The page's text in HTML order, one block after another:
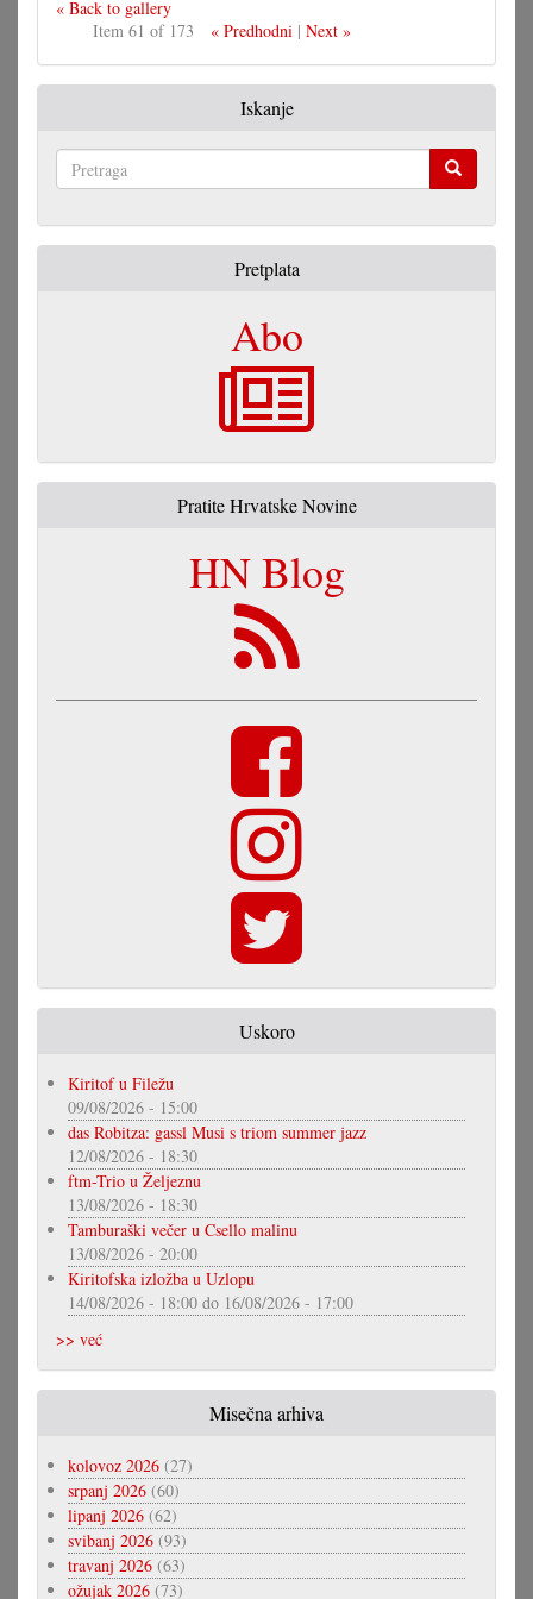
« Back to gallery
Item 61 of 173
« Predhodni| Next »
Iskanje
Pretplata
Abo
Pratite Hrvatske Novine
HN Blog
Uskoro
Kiritof u Filežu
09/08/2026 - 15:00
das Robitza: gassl Musi s triom summer jazz
12/08/2026 - 18:30
ftm-Trio u Željeznu
13/08/2026 - 18:30
Tamburaški večer u Csello malinu
13/08/2026 - 20:00
Kiritofska izložba u Uzlopu
14/08/2026 - 18:00 do 16/08/2026 - 17:00
>> već
Misečna arhiva
kolovoz 2026 (27)
srpanj 2026 (60)
lipanj 2026 (62)
svibanj 2026 (93)
travanj 2026 (63)
ožujak 2026 (73)